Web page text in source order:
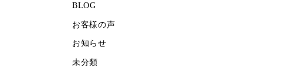
BLOG
お客様の声
お知らせ
未分類